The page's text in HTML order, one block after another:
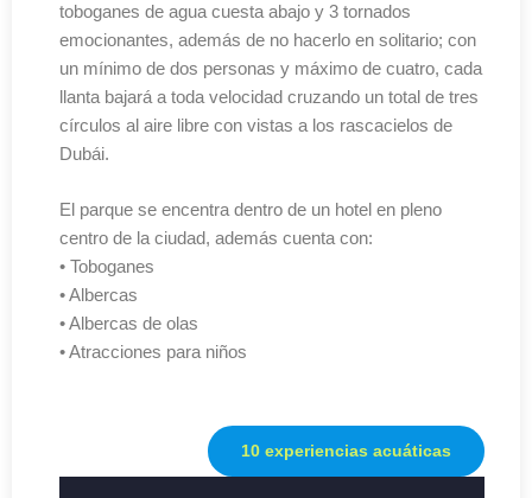
toboganes de agua cuesta abajo y 3 tornados
emocionantes, además de no hacerlo en solitario; con
un mínimo de dos personas y máximo de cuatro, cada
llanta bajará a toda velocidad cruzando un total de tres
círculos al aire libre con vistas a los rascacielos de
Dubái.
El parque se encentra dentro de un hotel en pleno
centro de la ciudad, además cuenta con:
• Toboganes
• Albercas
• Albercas de olas
• Atracciones para niños
10 experiencias acuáticas